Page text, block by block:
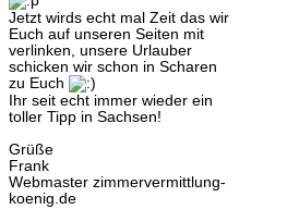
Jetzt wirds echt mal Zeit das wir
Euch auf unseren Seiten mit
verlinken, unsere Urlauber
schicken wir schon in Scharen
zu Euch
Ihr seit echt immer wieder ein
toller Tipp in Sachsen!
Grüße
Frank
Webmaster zimmervermittlung-
koenig.de